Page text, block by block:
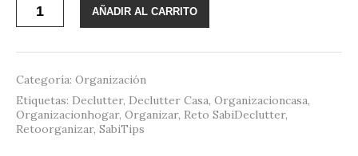
DeClutter
días
AÑADIR AL CARRITO
Categoría: Organización
Etiquetas: Declutter, Declutter Casa, Organizacioncasa,
Organizacionhogar, Organizar, Reto SabiDeclutter,
Retoorganizar, SabiTips